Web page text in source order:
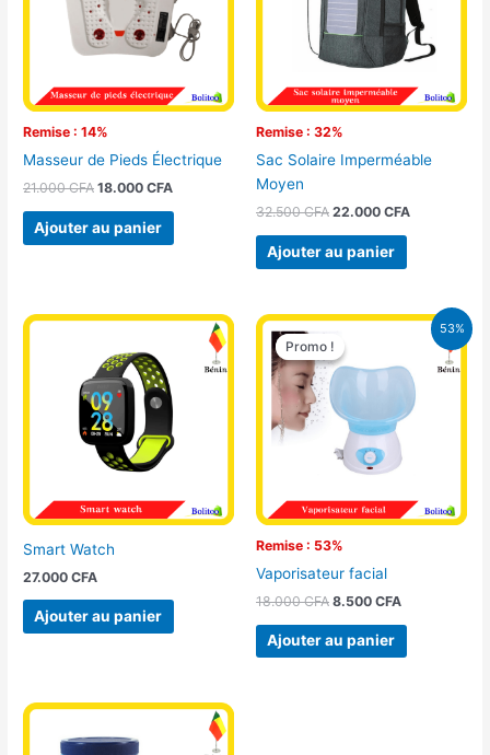
Remise : 14%
Masseur de Pieds Électrique
21.000CFA 18.000CFA
Ajouter au panier
Remise : 32%
Sac Solaire Imperméable
Moyen
32.500CFA 22.000 CFA
Ajouter au panier
Smart Watch
27.000CFA
Ajouter au panier
53%
Promo !
Remise : 53%
Promo !
Vaporisateur facial
18.000CFA
Le
prix
initial
était :
8.500 CFA
Le
est :
8.500 CFA.
Ajouter au panier